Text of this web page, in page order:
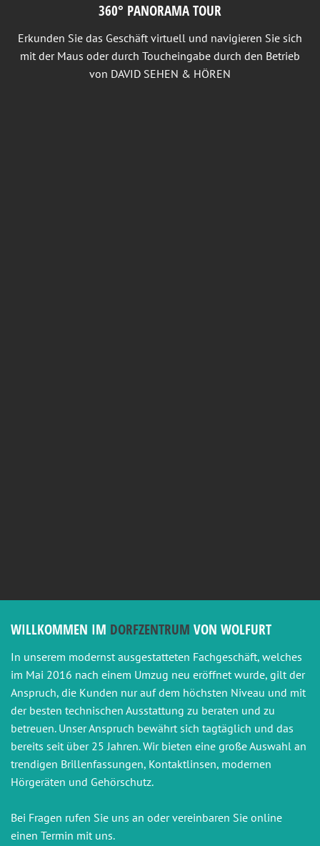
360° PANORAMA TOUR
Erkunden Sie das Geschäft virtuell und navigieren Sie sich
mit der Maus oder durch Toucheingabe durch den Betrieb
von DAVID SEHEN & HÖREN
WILLKOMMEN IM DORFZENTRUM VON WOLFURT
In unserem modernst ausgestatteten Fachgeschäft, welches
im Mai 2016 nach einem Umzug neu eröffnet wurde, gilt der
Anspruch, die Kunden nur auf dem höchsten Niveau und mit
der besten technischen Ausstattung zu beraten und zu
betreuen. Unser Anspruch bewährt sich tagtäglich und das
bereits seit über 25 Jahren. Wir bieten eine große Auswahl an
trendigen Brillenfassungen, Kontaktlinsen, modernen
Hörgeräten und Gehörschutz.
Bei Fragen rufen Sie uns an oder vereinbaren Sie online
einen Termin mit uns.